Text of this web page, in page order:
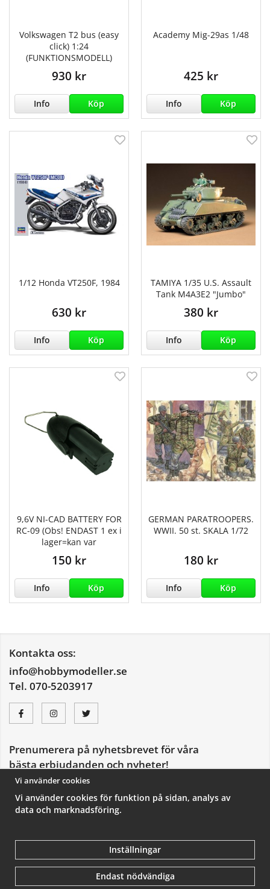
Volkswagen T2 bus (easy
click) 1:24
(FUNKTIONSMODELL)
930 kr
Info Köp
Academy Mig-29as 1/48
425 kr
Info Köp
1/12 Honda VT250F, 1984
630 kr
Info Köp
TAMIYA 1/35 U.S. Assault
Tank M4A3E2 "Jumbo"
380 kr
Info Köp
9,6V NI-CAD BATTERY FOR
RC-09 (Obs! ENDAST 1 ex i
lager=kan var
150 kr
Info Köp
GERMAN PARATROOPERS.
WWII. 50 st. SKALA 1/72
180 kr
Info Köp
Kontakta oss:
info@hobbymodeller.se
Tel. 070-5203917
Prenumerera på nyhetsbrevet för våra
bästa erbjudanden och nyheter!
E-
postadress
De uppgifter du matar in kommer endast användas till våra nyhetsbrev.
Vi använder cookies
Vi använder cookies för funktion på sidan, analys av
data och marknadsföring.
Inställningar
Endast nödvändiga